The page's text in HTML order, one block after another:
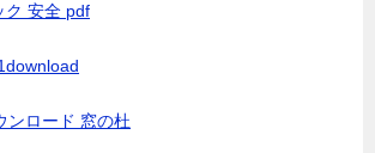
ク 安全 pdf
ンロード 窓の杜